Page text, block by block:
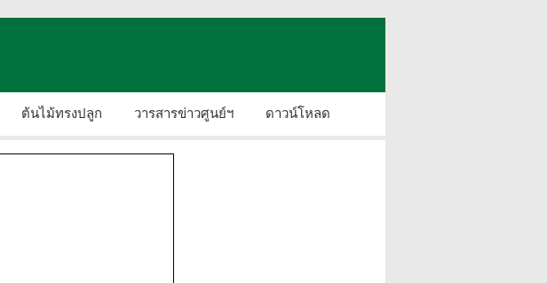
ต้นไม้ทรงปลูก วารสารข่าวศูนย์ฯ ดาวน์โหลด
ติดต่อเรา